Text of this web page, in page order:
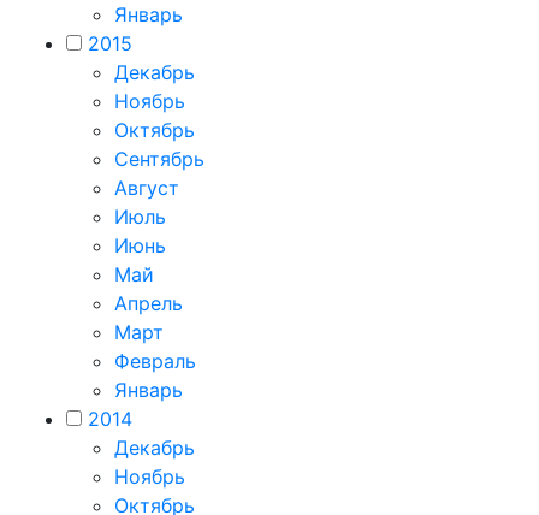
Январь
2015
Декабрь
Ноябрь
Октябрь
Сентябрь
Август
Июль
Июнь
Май
Апрель
Март
Февраль
Январь
2014
Декабрь
Ноябрь
Октябрь